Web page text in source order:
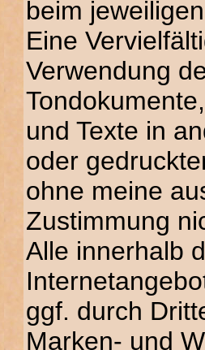
beim
Eine
Verwendung
und Texte in
oder
ohne meine
Zustimmung
Alle innerhalb
ggf. durch
Marken- und